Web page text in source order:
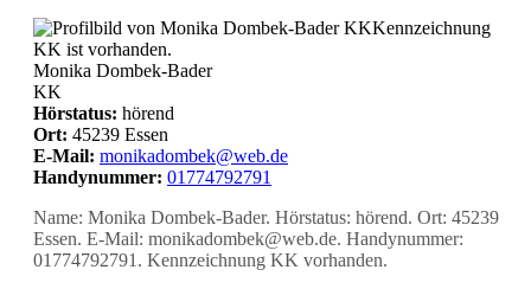
KKKennzeichnung
KK ist vorhanden.
Monika Dombek-Bader
KK
Hörstatus: hörend
Ort: 45239 Essen
E-Mail: monikadombek@web.de
Handynummer: 01774792791
Name: Monika Dombek-Bader. Hörstatus: hörend. Ort: 45239
Essen. E-Mail: monikadombek@web.de. Handynummer:
01774792791. Kennzeichnung KK vorhanden.